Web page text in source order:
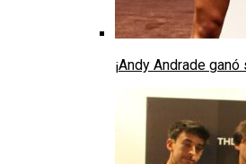
¡Andy Andrade